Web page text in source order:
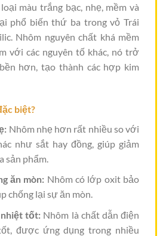
màu trắng bạc, nhẹ, mềm và
phổ biến thứ ba trong vỏ Trái
Nhôm nguyên chất khá mềm
với các nguyên tố khác, nó trở
hơn, tạo thành các hợp kim
biệt?
Nhôm nhẹ hơn rất nhiều so với
như sắt hay đồng, giúp giảm
sản phẩm.
ăn mòn: Nhôm có lớp oxit bảo
chống lại sự ăn mòn.
nhiệt tốt: Nhôm là chất dẫn điện
được ứng dụng trong nhiều